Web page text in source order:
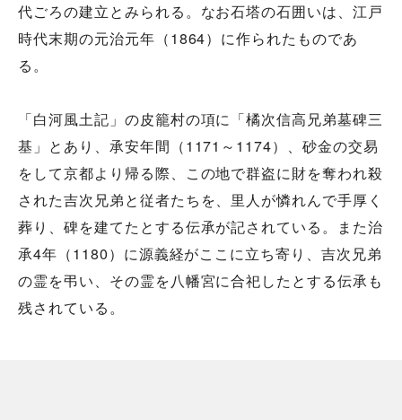
代ごろの建立とみられる。なお石塔の石囲いは、江戸
時代末期の元治元年（1864）に作られたものであ
る。
「白河風土記」の皮籠村の項に「橘次信高兄弟墓碑三
基」とあり、承安年間（1171～1174）、砂金の交易
をして京都より帰る際、この地で群盗に財を奪われ殺
された吉次兄弟と従者たちを、里人が憐れんで手厚く
葬り、碑を建てたとする伝承が記されている。また治
承4年（1180）に源義経がここに立ち寄り、吉次兄弟
の霊を弔い、その霊を八幡宮に合祀したとする伝承も
残されている。